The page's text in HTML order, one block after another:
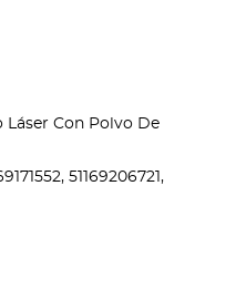
Con Polvo De
51169206721,